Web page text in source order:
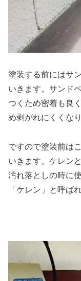
塗装する前にはサ
いきます。サンド
つくため密着も良
め剥がれにくくなり
ですので塗装前は
いきます。ケレン
汚れ落としの時に
「ケレン」と呼ば